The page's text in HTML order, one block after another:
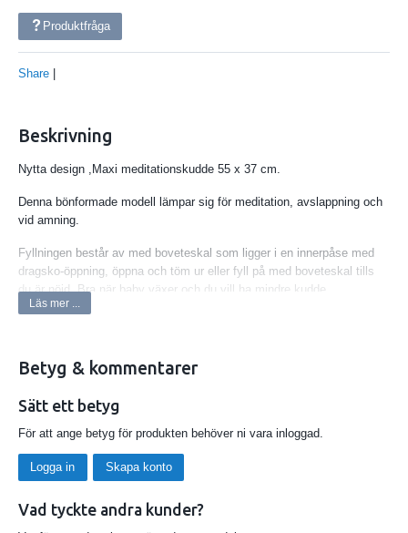
Produktfråga
Share
Beskrivning
Nytta design ,Maxi meditationskudde 55 x 37 cm.
Denna bönformade modell lämpar sig för meditation, avslappning och
vid amning.
Fyllningen består av med boveteskal som ligger i en innerpåse med
dragsko-öppning, öppna och töm ur eller fyll på med boveteskal tills
du är nöjd. Bra när baby växer och du vill ha mindre kudde.
även för övre delen av låren. Ytterfodralet har en dragkedja så att det
lätt går att ta av och tvätta.
Tvätta ytterfodralet i maskin på 40-60 grader, torka hängande och
stryk med medelvarmt järn.
Innerpåsen utan skal kan tvättas på samma sätt.
Läs mer ...
Betyg & kommentarer
Sätt ett betyg
För att ange betyg för produkten behöver ni vara inloggad.
Logga in Skapa konto
Vad tyckte andra kunder?